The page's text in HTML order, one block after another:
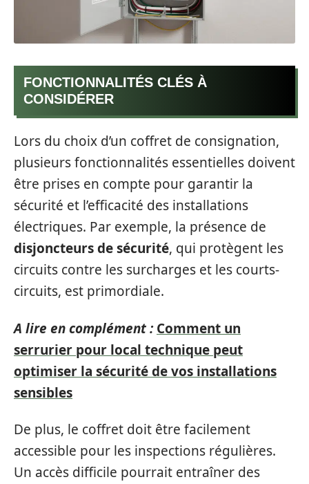
FONCTIONNALITÉS CLÉS À
CONSIDÉRER
Lors du choix d’un coffret de consignation,
plusieurs fonctionnalités essentielles doivent
être prises en compte pour garantir la
sécurité et l’efficacité des installations
électriques. Par exemple, la présence de
disjoncteurs de sécurité, qui protègent les
circuits contre les surcharges et les courts-
circuits, est primordiale.
A lire en complément : Comment un
serrurier pour local technique peut
optimiser la sécurité de vos installations
sensibles
De plus, le coffret doit être facilement
accessible pour les inspections régulières.
Un accès difficile pourrait entraîner des